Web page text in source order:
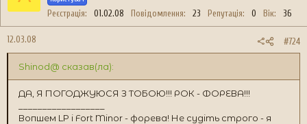
Реєстрація 01.02.08 Повідомлення 23 Репутація 0 Вік 36
12.03.08 #724
Shinod@ сказав(ла):
ДА, Я ПОГОДЖУЮСЯ З ТОБОЮ!!! РОК - ФОРЕВА!!!
Вопшем LP і Fort Minor - форева! Не судіть строго - я